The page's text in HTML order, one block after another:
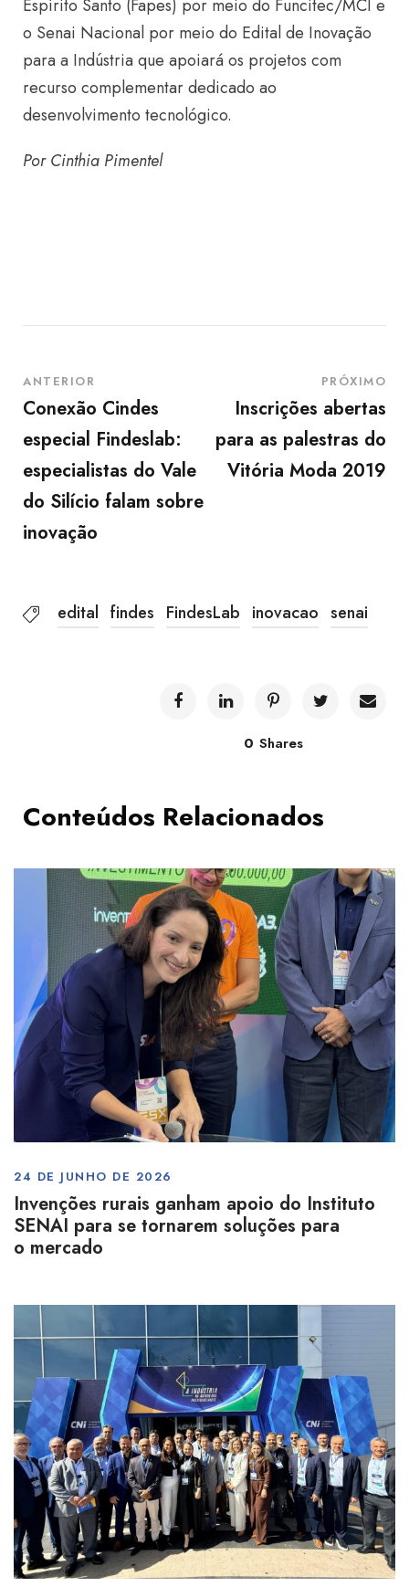
Espírito Santo (Fapes) por meio do Funcitec/MCI e
o Senai Nacional por meio do Edital de Inovação
para a Indústria que apoiará os projetos com
recurso complementar dedicado ao
desenvolvimento tecnológico.
Por Cinthia Pimentel
ANTERIOR
Conexão Cindes
especial Findeslab:
especialistas do Vale
do Silício falam sobre
inovação
PRÓXIMO
Inscrições abertas
para as palestras do
Vitória Moda 2019
edital findes FindesLab inovacao senai
0 Shares
Conteúdos Relacionados
24 DE JUNHO DE 2026
Invenções rurais ganham apoio do Instituto
SENAI para se tornarem soluções para
o mercado